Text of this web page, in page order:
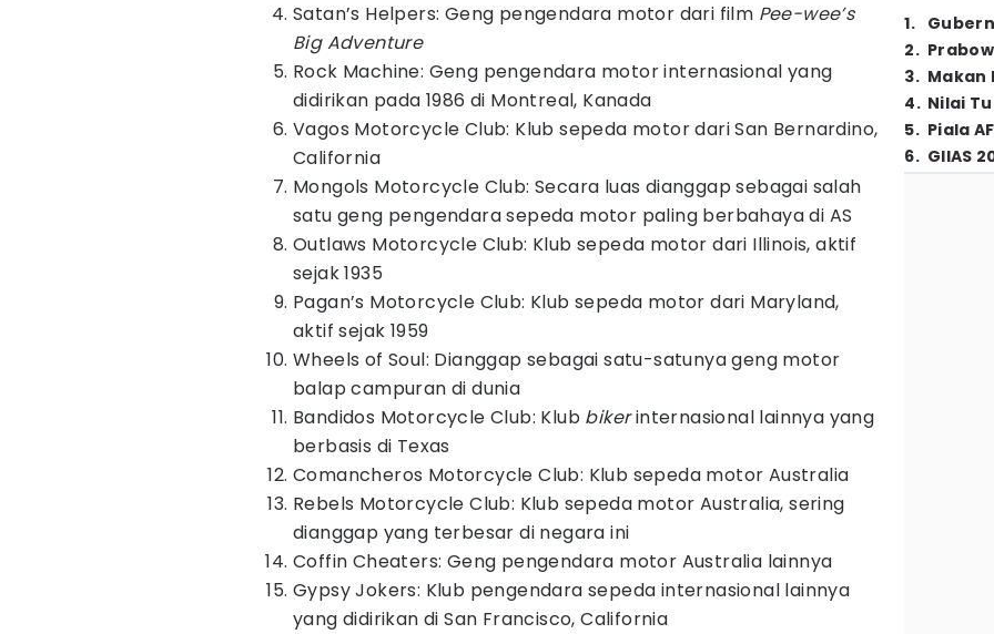
Satan’s Helpers: Geng pengendara motor dari film Pee-wee’s
Big Adventure
Rock Machine: Geng pengendara motor internasional yang
didirikan pada 1986 di Montreal, Kanada
Vagos Motorcycle Club: Klub sepeda motor dari San Bernardino,
California
Mongols Motorcycle Club: Secara luas dianggap sebagai salah
satu geng pengendara sepeda motor paling berbahaya di AS
Outlaws Motorcycle Club: Klub sepeda motor dari Illinois, aktif
sejak 1935
Pagan’s Motorcycle Club: Klub sepeda motor dari Maryland,
aktif sejak 1959
Wheels of Soul: Dianggap sebagai satu-satunya geng motor
balap campuran di dunia
Bandidos Motorcycle Club: Klub bikerinternasional lainnya yang
berbasis di Texas
Comancheros Motorcycle Club: Klub sepeda motor Australia
Rebels Motorcycle Club: Klub sepeda motor Australia, sering
dianggap yang terbesar di negara ini
Coffin Cheaters: Geng pengendara motor Australia lainnya
Gypsy Jokers: Klub pengendara sepeda internasional lainnya
yang didirikan di San Francisco, California
1.
2.
3. Makan
4. Nilai
5. Piala
6. GIIAS